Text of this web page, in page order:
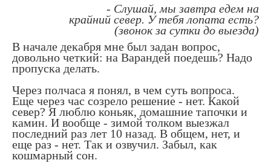
- Слушай, мы завтра едем на
крайний север. У тебя лопата есть?
(звонок за сутки до выезда)
В начале декабря мне был задан вопрос,
довольно четкий: на Варандей поедешь? Надо
пропуска делать.
Через полчаса я понял, в чем суть вопроса.
Еще через час созрело решение - нет. Какой
север? Я люблю коньяк, домашние тапочки и
камин. И вообще - зимой толком выезжал
последний раз лет 10 назад. В общем, нет, и
еще раз - нет. Так и озвучил. Забыл, как
кошмарный сон.